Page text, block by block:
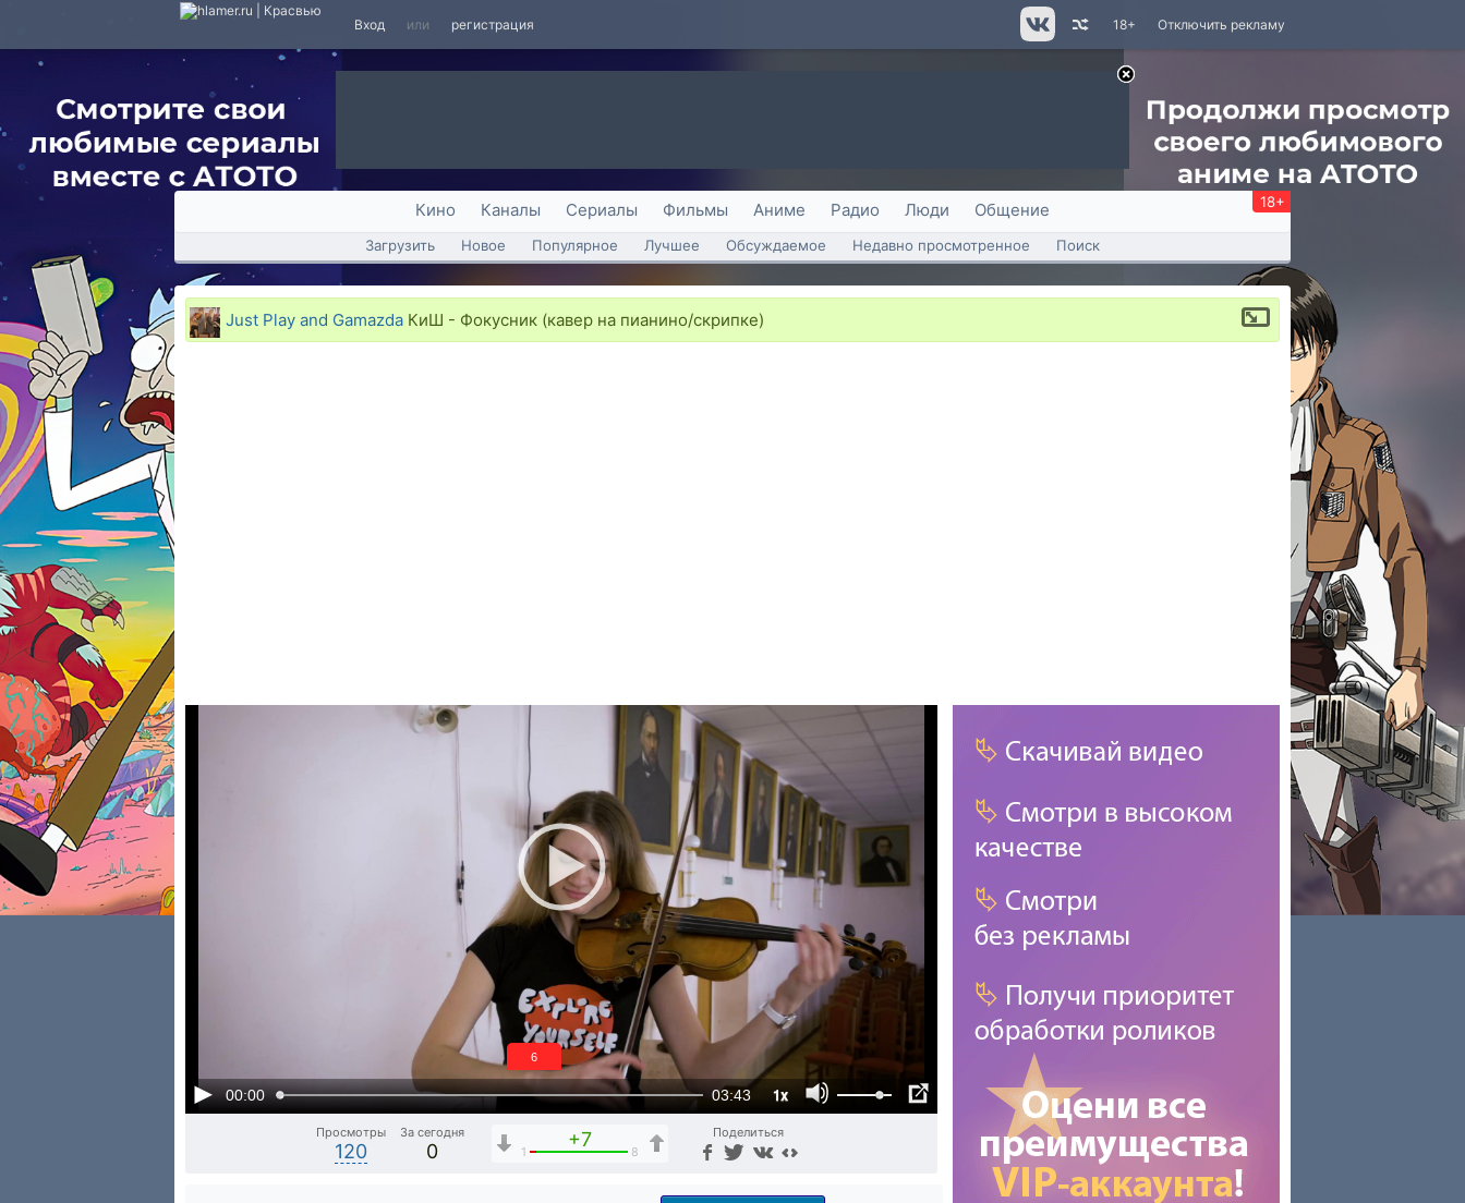
Вход или регистрация Отключить рекламу
18+
Кино Каналы Сериалы Фильмы Аниме Радио Люди Общение 18+
Загрузить Новое Популярное Лучшее Обсуждаемое Недавно просмотренное Поиск
Just Play and Gamazda КиШ - Фокусник (кавер на пианино/скрипке)
00:00 03:43 1x
5
Просмотры
120
За сегодня
0
+7
1 8
Поделиться